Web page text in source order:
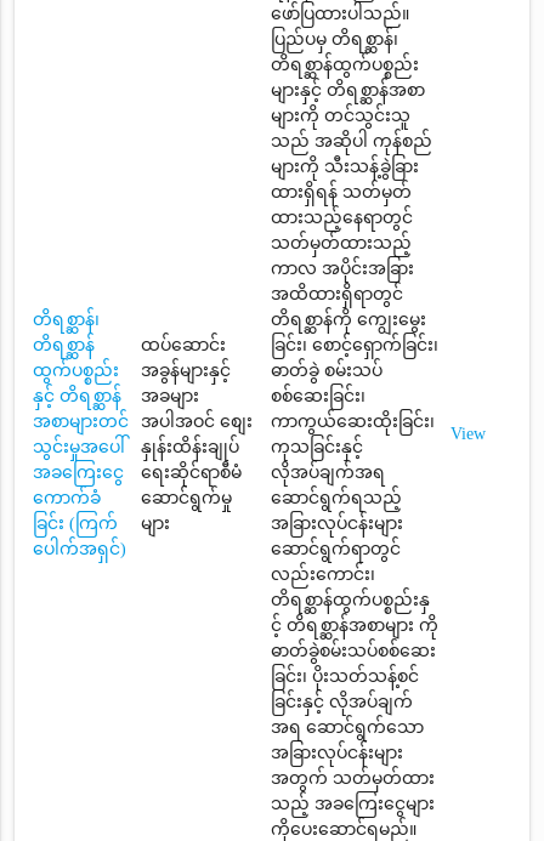
တိရစ္ဆာန်၊
တိရစ္ဆာန်
ထွက်ပစ္စည်း
နှင့် တိရစ္ဆာန်
အစာများတင်
သွင်းမှုအပေါ်
အခကြေးငွေ
ကောက်ခံ
ခြင်း (ကြက်
ပေါက်အရှင်)
ထပ်ဆောင်း
အခွန်များနှင့်
အခများ
အပါအဝင် စျေး
နှုန်းထိန်းချုပ်
ရေးဆိုင်ရာစီမံ
ဆောင်ရွက်မှု
များ
ဖော်ပြထားပါသည်။
ပြည်ပမှ တိရစ္ဆာန်၊
တိရစ္ဆာန်ထွက်ပစ္စည်း
များနှင့် တိရစ္ဆာန်အစာ
များကို တင်သွင်းသူ
သည် အဆိုပါ ကုန်စည်
များကို သီးသန့်ခွဲခြား
ထားရှိရန် သတ်မှတ်
ထားသည့်နေရာတွင်
သတ်မှတ်ထားသည့်
ကာလ အပိုင်းအခြား
အထိထားရှိရာတွင်
တိရစ္ဆာန်ကို ကျွေးမွေး
ခြင်း၊ စောင့်ရှောက်ခြင်း၊
ဓာတ်ခွဲ စမ်းသပ်
စစ်ဆေးခြင်း၊
ကာကွယ်ဆေးထိုးခြင်း၊
ကုသခြင်းနှင့်
လိုအပ်ချက်အရ
ဆောင်ရွက်ရသည့်
အခြားလုပ်ငန်းများ
ဆောင်ရွက်ရာတွင်
လည်းကောင်း၊
တိရစ္ဆာန်ထွက်ပစ္စည်းနှ
င့် တိရစ္ဆာန်အစာများ ကို
ဓာတ်ခွဲစမ်းသပ်စစ်ဆေး
ခြင်း၊ ပိုးသတ်သန့်စင်
ခြင်းနှင့် လိုအပ်ချက်
အရ ဆောင်ရွက်သော
အခြားလုပ်ငန်းများ
အတွက် သတ်မှတ်ထား
သည့် အခကြေးငွေများ
ကိုပေးဆောင်ရမည်။
View